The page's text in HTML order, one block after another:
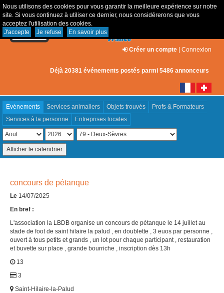
Nous utilisons des cookies pour vous garantir la meilleure expérience sur notre
site. Si vous continuez à utiliser ce dernier, nous considérerons que vous
acceptez l'utilisation des cookies.
J'accepte
Je refuse En savoir plus
Créer un compte | Connexion
Déjà 20381 événements postés parmi 5486 annonceurs
Evénements Services animaliers Objets trouvés
Profs & Formateurs
Services à la personne
Entreprises locales
concours de pétanque
Le 14/07/2025
En bref :
L'association la LBDB organise un concours de pétanque le 14 juillet au
stade de foot de saint hilaire la palud , en doublette , 3 euos par personne ,
ouvert à tous petits et grands , un lot pour chaque participant , restauration
et buvette sur place , grande bourriche , inscription dès 13h
13
3
Saint-Hilaire-la-Palud